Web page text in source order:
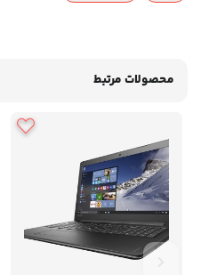
محصولات مرتبط